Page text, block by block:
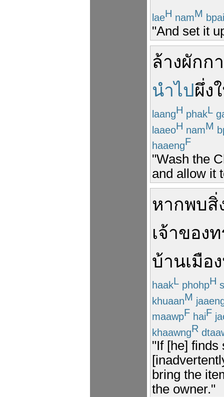
laeH namM bpai
"And set it
ล้างผักก
นำไปผึ่ง
laangH phakL
laaeoH namM
haaengF
"Wash the
and allow it
หากพบสิ่
เจ้าของ
บ้านเมือง
haakL phohpH
khuaanM
maawpF haiF
khaawngR
"If [he] finds
bring the
the owner."